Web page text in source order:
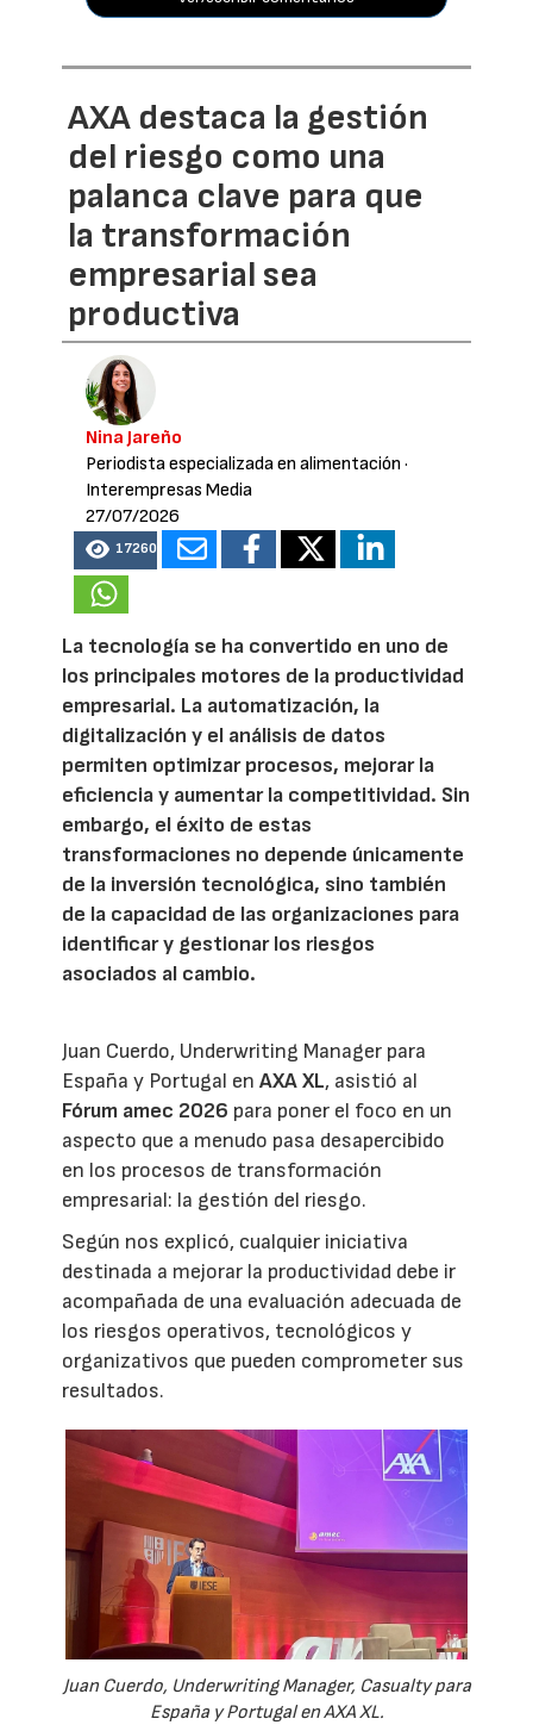
AXA destaca la gestión
del riesgo como una
palanca clave para que
la transformación
empresarial sea
productiva
Nina Jareño
Periodista especializada en alimentación ·
Interempresas Media
27/07/2026
17260
La tecnología se ha convertido en uno de
los principales motores de la productividad
empresarial. La automatización, la
digitalización y el análisis de datos
permiten optimizar procesos, mejorar la
eficiencia y aumentar la competitividad. Sin
embargo, el éxito de estas
transformaciones no depende únicamente
de la inversión tecnológica, sino también
de la capacidad de las organizaciones para
identificar y gestionar los riesgos
asociados al cambio.
Juan Cuerdo, Underwriting Manager para
España y Portugal enAXA XL, asistió al
Fórum amec 2026 para poner el foco en un
aspecto que a menudo pasa desapercibido
en los procesos de transformación
empresarial: la gestión del riesgo.
Según nos explicó, cualquier iniciativa
destinada a mejorar la productividad debe ir
acompañada de una evaluación adecuada de
los riesgos operativos, tecnológicos y
organizativos que pueden comprometer sus
resultados.
Juan Cuerdo, Underwriting Manager, Casualty para
España y Portugal en AXA XL.